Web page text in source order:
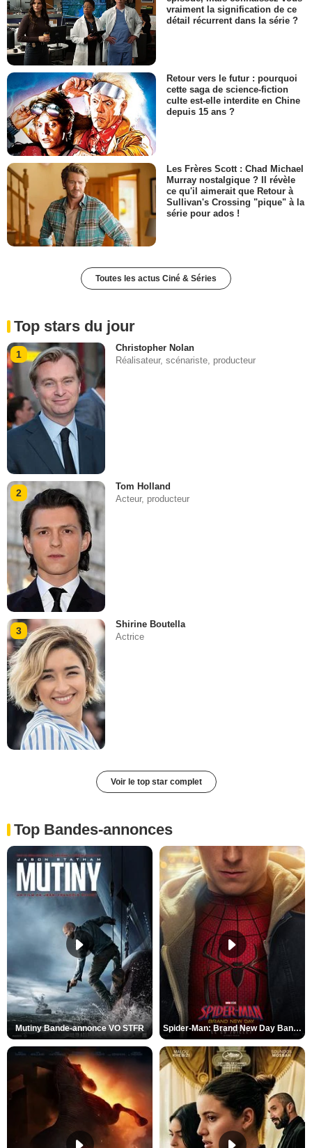
vraiment la signification de ce
détail récurrent dans la série ?
Retour vers le futur : pourquoi
cette saga de science-fiction
culte est-elle interdite en Chine
depuis 15 ans ?
Les Frères Scott : Chad Michael
Murray nostalgique ? Il révèle
ce qu'il aimerait que Retour à
Sullivan's Crossing "pique" à la
série pour ados !
Toutes les actus Ciné & Séries
Top stars du jour
1
Christopher Nolan
Réalisateur, scénariste, producteur
2
Tom Holland
Acteur, producteur
3
Shirine Boutella
Actrice
Voir le top star complet
Top Bandes-annonces
Mutiny Bande-annonce VO STFR Spider-Man: Brand New Day Bande-annonce VO STFR